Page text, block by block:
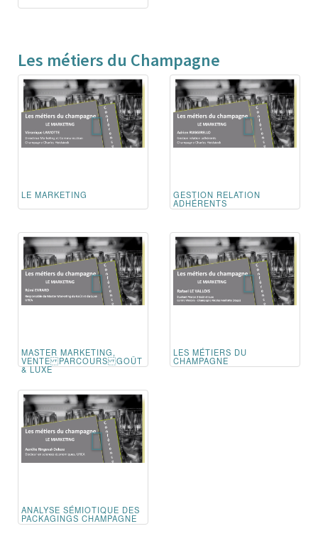
Les métiers du Champagne
LE MARKETING GESTION RELATION
ADHÉRENTS
MASTER MARKETING,
VENTE PARCOURS GOÛT
& LUXE
LES MÉTIERS DU
CHAMPAGNE
ANALYSE SÉMIOTIQUE DES
PACKAGINGS CHAMPAGNE